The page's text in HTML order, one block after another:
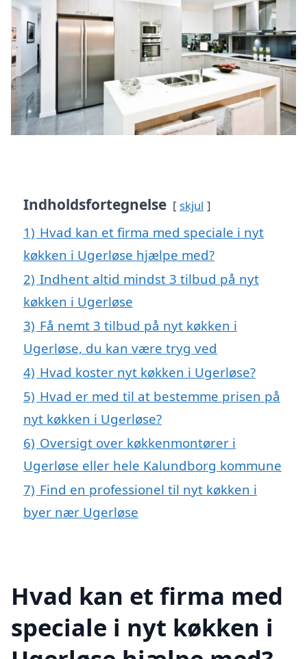
Indholdsfortegnelse skjul
1) Hvad kan et firma med speciale i nyt
køkken i Ugerløse hjælpe med?
2) Indhent altid mindst 3 tilbud på nyt
køkken i Ugerløse
3) Få nemt 3 tilbud på nyt køkken i
Ugerløse, du kan være tryg ved
4) Hvad koster nyt køkken i Ugerløse?
5) Hvad er med til at bestemme prisen på
nyt køkken i Ugerløse?
6) Oversigt over køkkenmontører i
Ugerløse eller hele Kalundborg kommune
7) Find en professionel til nyt køkken i
byer nær Ugerløse
Hvad kan et firma med
speciale i nyt køkken i